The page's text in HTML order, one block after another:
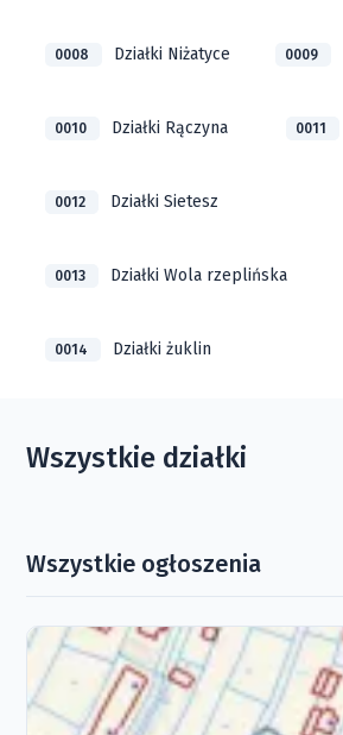
0008 Działki Niżatyce 0009
0010 Działki Rączyna 0011
0012 Działki Sietesz
0013 Działki Wola rzeplińska
0014 Działki żuklin
Wszystkie działki
Wszystkie ogłoszenia